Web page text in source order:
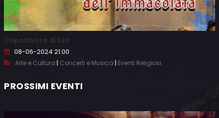
Capolavoro di Dio
08-06-2024 21:00
Arte e Cultura | Concerti e Musica | Eventi Religiosi
PROSSIMI EVENTI